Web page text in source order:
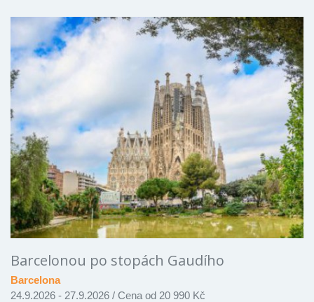
Barcelonou po stopách Gaudího
Barcelona
24.9.2026 - 27.9.2026 / Cena od 20 990 Kč